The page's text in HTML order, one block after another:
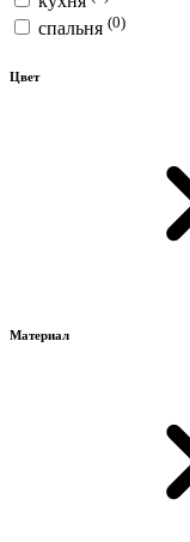
спальня (0)
Цвет
Материал